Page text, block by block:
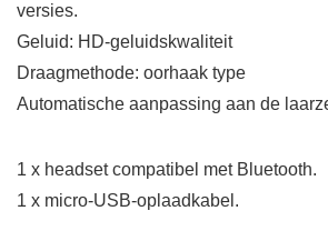
versies.
Geluid: HD-geluidskwaliteit
Draagmethode: oorhaak type
Automatische aanpassing aan de
1 x headset compatibel met Bluetooth.
1 x micro-USB-oplaadkabel.